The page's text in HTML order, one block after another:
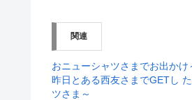
ィ
ド
開
き
ま
す
く
新
し
い
関連
おニューシャツさまでお出かけ
昨日とある西友さまでGETし
ツさま～